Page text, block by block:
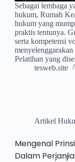
Sebagai lembaga
hukum, Rumah
hukum yang
praktis tentunya.
serta kompetensi
Pelatihan yang
tesweb.site
Artikel
Mengenal
Dalam